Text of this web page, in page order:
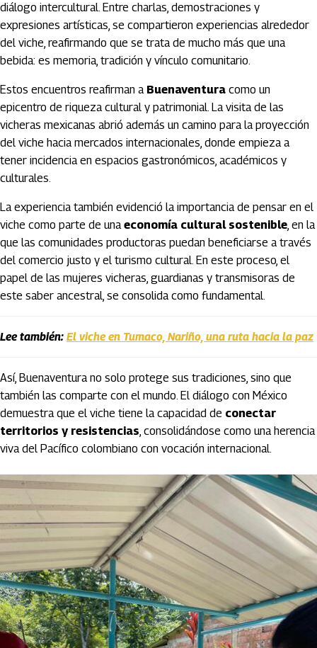
diálogo intercultural. Entre charlas, demostraciones y
expresiones artísticas, se compartieron experiencias alrededor
del viche, reafirmando que se trata de mucho más que una
bebida: es memoria, tradición y vínculo comunitario.
Estos encuentros reafirman a Buenaventura como un
epicentro de riqueza cultural y patrimonial. La visita de las
vicheras mexicanas abrió además un camino para la proyección
del viche hacia mercados internacionales, donde empieza a
tener incidencia en espacios gastronómicos, académicos y
culturales.
La experiencia también evidenció la importancia de pensar en el
viche como parte de unaeconomía cultural sostenible, en la
que las comunidades productoras puedan beneficiarse a través
del comercio justo y el turismo cultural. En este proceso, el
papel de las mujeres vicheras, guardianas y transmisoras de
este saber ancestral, se consolida como fundamental.
Lee también: El viche en Tumaco, Nariño, una ruta hacia la paz
Así, Buenaventura no solo protege sus tradiciones, sino que
también las comparte con el mundo. El diálogo con México
demuestra que el viche tiene la capacidad de conectar
territorios y resistencias, consolidándose como una herencia
viva del Pacífico colombiano con vocación internacional.